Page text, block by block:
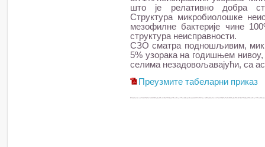
што је релативно добра
Структура микробиолошке
мезофилне бактерије чине
структура неисправности.
СЗО сматра подношљивим,
5% узорака на годишњем нивоу,
селима незадовољавајући, са
Преузмите табеларни приказ